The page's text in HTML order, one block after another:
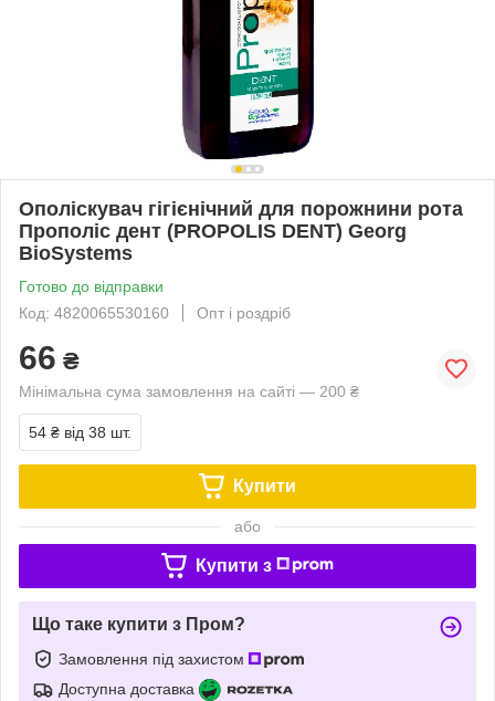
Ополіскувач гігієнічний для порожнини рота
Прополіс дент (PROPOLIS DENT) Georg
BioSystems
Готово до відправки
Код: 4820065530160
Опт і роздріб
66 ₴
Мінімальна сума замовлення на сайті — 200 ₴
54 ₴ від 38 шт.
Купити
або
Купити з
Що таке купити з Пром?
Замовлення під захистом
Доступна доставка